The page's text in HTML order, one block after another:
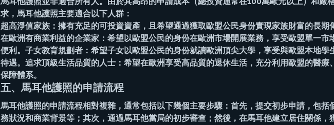
求，馬耳他護照主要適合以下人群：
超高淨值家族：擁有充足的可投資資產，且希望通過獲取歐盟公民身份實現家族財富的長期
在歐洲有商業利益的企業家：希望以歐盟公民的身份在歐洲市場開展業務，享受歐盟單一市
便利。子女教育規劃者：希望子女以歐盟公民的身份就讀歐洲頂尖大學，享受與歐盟本地學
待遇。追求頂級生活品質的人士：希望在歐洲享受高品質的退休生活，充分利用歐盟的醫療
保障體系。
五、馬耳他護照的申請流程
馬耳他護照的申請流程相對複雜，通常包括以下幾個主要步驟：首先，提交初步申請，包括
務狀況和商業背景等；其次，通過馬耳他當局的初步審查；然後，在馬耳他建立居住關係，